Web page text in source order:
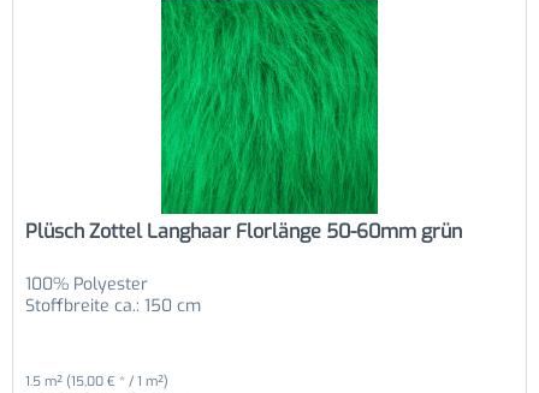
Plüsch Zottel Langhaar Florlänge 50-60mm grün
100% Polyester
Stoffbreite ca.: 150 cm
1.5 m² (15,00 € * / 1 m²)